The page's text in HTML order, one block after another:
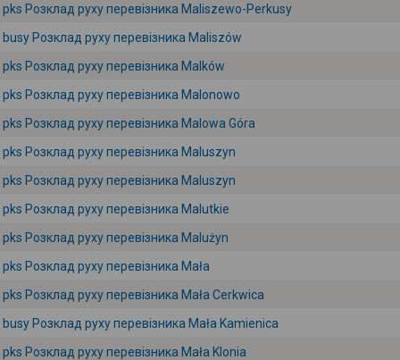
pks Розклад руху перевізника Maliszewo-Perkusy
busy Розклад руху перевізника Maliszów
pks Розклад руху перевізника Malków
pks Розклад руху перевізника Malonowo
pks Розклад руху перевізника Malowa Góra
pks Розклад руху перевізника Maluszyn
pks Розклад руху перевізника Maluszyn
pks Розклад руху перевізника Malutkie
pks Розклад руху перевізника Malużyn
pks Розклад руху перевізника Mała
pks Розклад руху перевізника Mała Cerkwica
busy Розклад руху перевізника Mała Kamienica
pks Розклад руху перевізника Mała Klonia